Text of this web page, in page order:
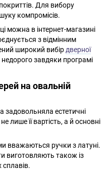
Для вибору
компромісів.
можна в інтернет-магазині
з відмінним
широкий вибір дверної
завдяки програмі
на овальній
задовольняла естетичні
лише її вартість, а й основні
вважаються ручки з латуні.
виготовляють також із
сплавів.